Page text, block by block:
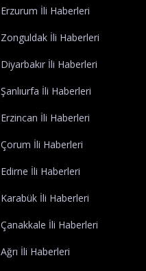
Erzurum İli Haberleri
Zonguldak İli Haberleri
Diyarbakır İli Haberleri
Şanlıurfa İli Haberleri
Erzincan İli Haberleri
Çorum İli Haberleri
Edirne İli Haberleri
Karabük İli Haberleri
Çanakkale İli Haberleri
Ağrı İli Haberleri